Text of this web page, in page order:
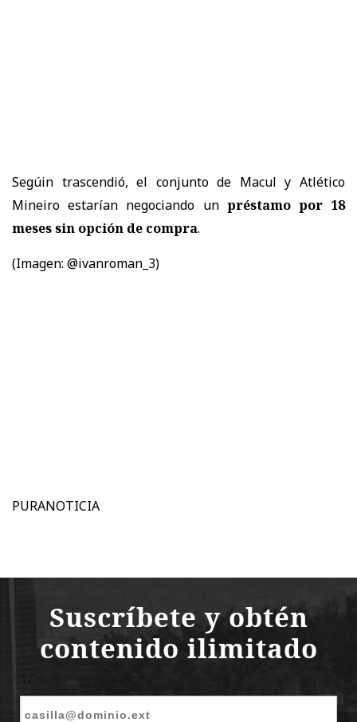
Segúin trascendió, el conjunto de Macul y Atlético
Mineiro estarían negociando un préstamo por 18
meses sin opción de compra.
(Imagen: @ivanroman_3)
PURANOTICIA